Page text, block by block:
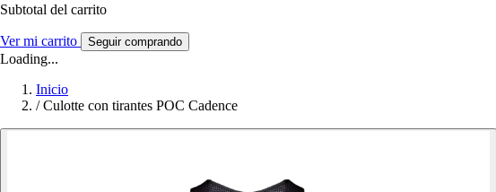
Subtotal del carrito
Ver mi carrito Seguir comprando
Loading...
Inicio
/ Culotte con tirantes POC Cadence